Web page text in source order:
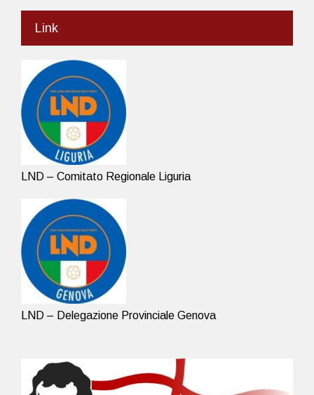
Link
LND – Comitato Regionale Liguria
LND – Delegazione Provinciale Genova